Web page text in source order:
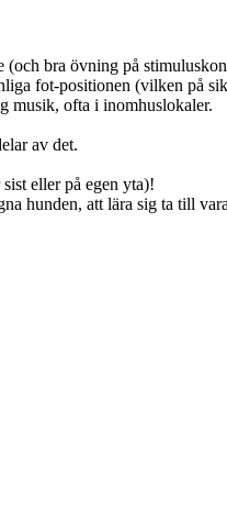
bra övning på
fot-positionen (vilken på
musik, ofta i inomhuslokaler.
av det.
eller på egen yta)!
hunden, att lära sig ta till